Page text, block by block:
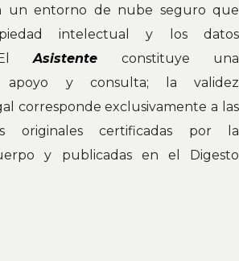
un entorno de nube seguro que
intelectual y los datos
ElAsistente constituye una
apoyo y consulta; la validez
corresponde exclusivamente a las
originales certificadas por la
y publicadas en el Digesto